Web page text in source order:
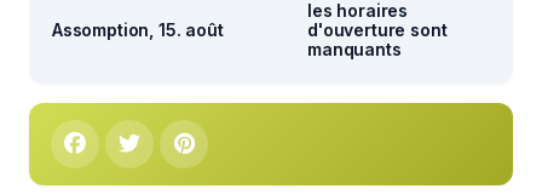
Assomption, 15. août
les horaires
d'ouverture sont
manquants